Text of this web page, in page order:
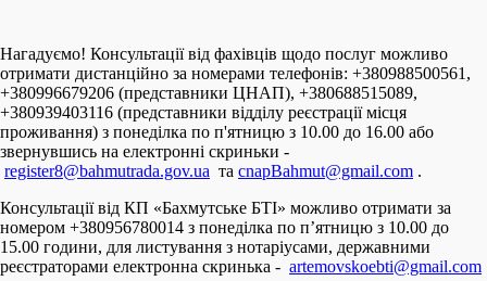
Нагадуємо! Консультації від фахівців щодо послуг можливо
отримати дистанційно за номерами телефонів: +380988500561,
+380996679206 (представники ЦНАП), +380688515089,
+380939403116 (представники відділу реєстрації місця
проживання) з понеділка по п'ятницю з 10.00 до 16.00 або
звернувшись на електронні скриньки -
register8@bahmutrada.gov.ua та cnapBahmut@gmail.com .
Консультації від КП «Бахмутське БТІ» можливо отримати за
номером +380956780014 з понеділка по п’ятницю з 10.00 до
15.00 години, для листування з нотаріусами, державними
реєстраторами електронна скринька - artemovskoebti@gmail.com